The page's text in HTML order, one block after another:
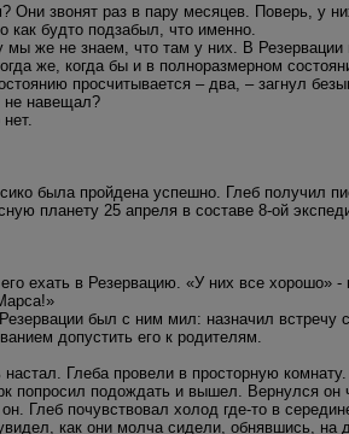
Они звонят раз в пару месяцев. Поверь, у
как будто подзабыл, что именно.
же не знаем, что там у них. В Резервации
же, когда бы и в полноразмерном
просчитывается – два, – загнул
не навещал?
была пройдена успешно. Глеб получил
планету 25 апреля в составе 8-ой
ехать в Резервацию. «У них все
был с ним мил: назначил
допустить его к родителям.
Глеба провели в просторную
попросил подождать и вышел. Вернулся он
он. Глеб почувствовал холод где-то в
как они молча сидели, обнявшись, на